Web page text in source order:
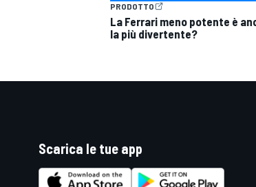
RALLY
PRODOTTO
La Ferrari meno potente è
la più divertente?
Scarica le tue app